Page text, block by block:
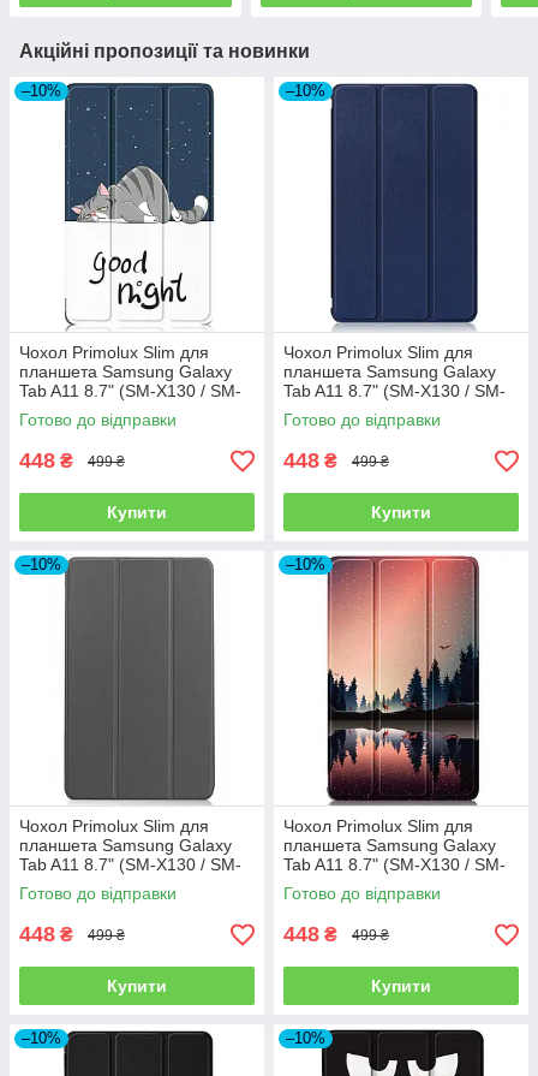
Акційні пропозиції та новинки
–10%
Чохол Primolux Slim для
планшета Samsung Galaxy
Tab A11 8.7" (SM-X130 / SM-
X135) - Good Night
Готово до відправки
448 ₴ 499 ₴
Купити
–10%
Чохол Primolux Slim для
планшета Samsung Galaxy
Tab A11 8.7" (SM-X130 / SM-
X135) - Dark Blue
Готово до відправки
448 ₴ 499 ₴
Купити
–10%
Чохол Primolux Slim для
планшета Samsung Galaxy
Tab A11 8.7" (SM-X130 / SM-
X135) - Grey
Готово до відправки
448 ₴ 499 ₴
Купити
–10%
Чохол Primolux Slim для
планшета Samsung Galaxy
Tab A11 8.7" (SM-X130 / SM-
X135) - Nature
Готово до відправки
448 ₴ 499 ₴
Купити
–10% –10%